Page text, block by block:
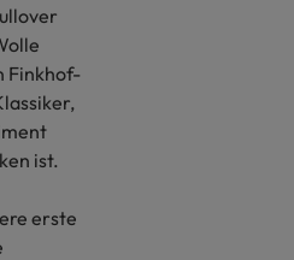
Finkhof-
ist.
erste